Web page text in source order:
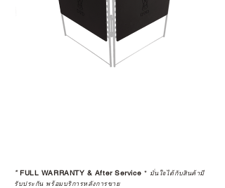
*FULL WARRANTY & After Service * มั่นใจได้กับสินค้ามี
รับประกัน พร้อมบริการหลังการขาย